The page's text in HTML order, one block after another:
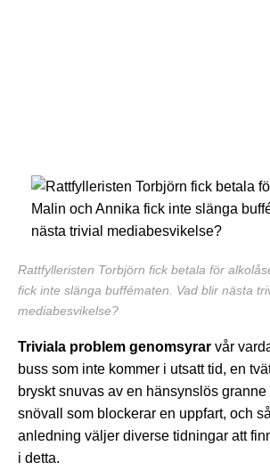
Rattfylleristen Torbjörn fick betala för
fick inte slänga buffématen. Vad blir nästa
mediabesvikelse?
Triviala problem genomsyrar vår
buss som inte kommer i utsatt tid, en
bryskt snuvas av en hänsynslös granne
snövall som blockerar en uppfart, och
anledning väljer diverse tidningar att
i detta.